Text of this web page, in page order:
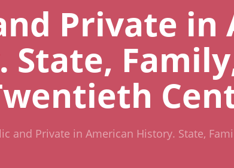
Private in
State,
and Private in American History. State,